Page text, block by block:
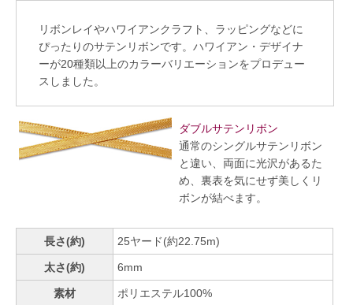
リボンレイやハワイアンクラフト、ラッピングなどに
ぴったりのサテンリボンです。ハワイアン・デザイナ
ーが20種類以上のカラーバリエーションをプロデュー
スしました。
ダブルサテンリボン
通常のシングルサテンリボン
と違い、両面に光沢があるた
め、裏表を気にせず美しくリ
ボンが結べます。
長さ(約) 25ヤード(約22.75m)
太さ(約) 6mm
素材 ポリエステル100%